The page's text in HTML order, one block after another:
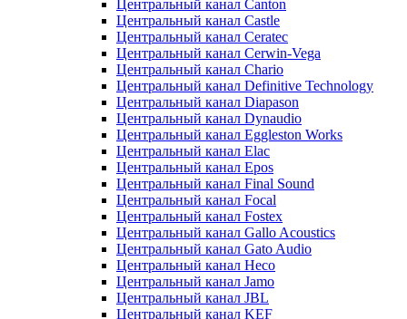
Центральный канал Canton
Центральный канал Castle
Центральный канал Ceratec
Центральный канал Cerwin-Vega
Центральный канал Chario
Центральный канал Definitive Technology
Центральный канал Diapason
Центральный канал Dynaudio
Центральный канал Eggleston Works
Центральный канал Elac
Центральный канал Epos
Центральный канал Final Sound
Центральный канал Focal
Центральный канал Fostex
Центральный канал Gallo Acoustics
Центральный канал Gato Audio
Центральный канал Heco
Центральный канал Jamo
Центральный канал JBL
Центральный канал KEF